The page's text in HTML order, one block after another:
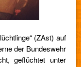
(ZAst) auf
der Bundeswehr
geflüchtet unter